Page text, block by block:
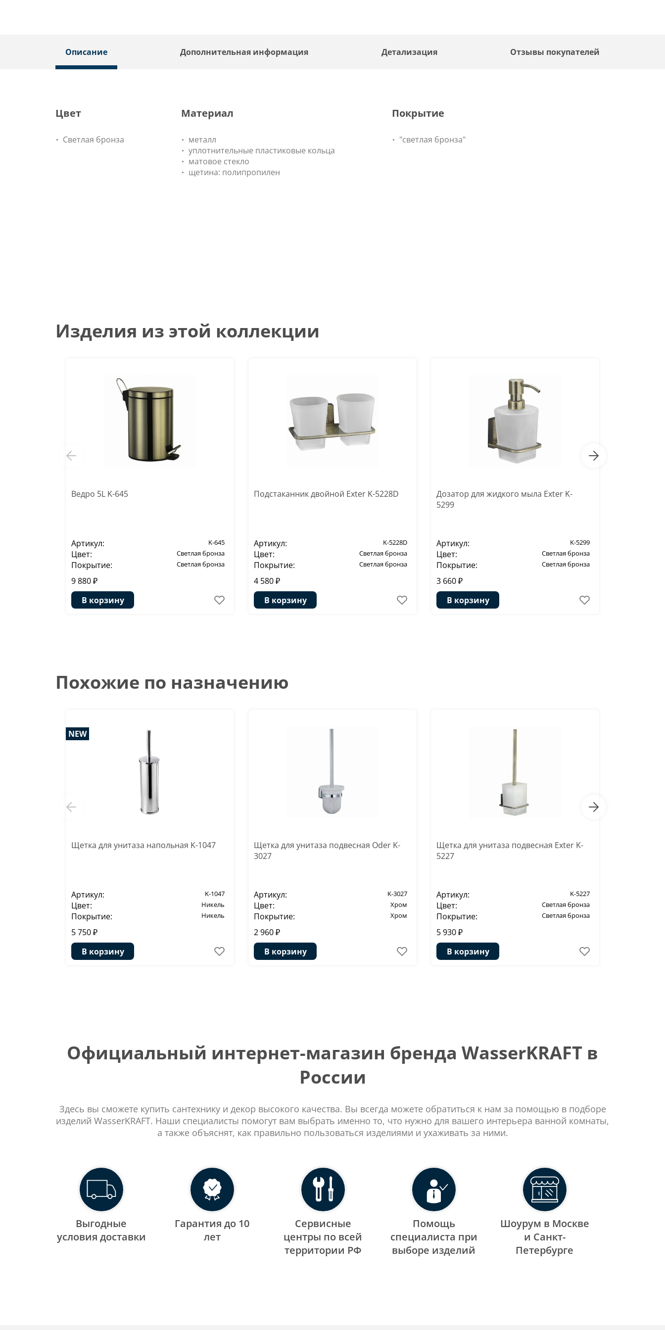
Описание Дополнительная информация Детализация Отзывы покупателей
Цвет
Светлая бронза
Материал
металл
уплотнительные пластиковые кольца
матовое стекло
щетина: полипропилен
Покрытие
"светлая бронза"
Изделия из этой коллекции
Ведро 5L K-645
Артикул: K-645
Цвет: Светлая бронза
Покрытие: Светлая бронза
9 880 ₽
В корзину
Подстаканник двойной Exter K-5228D
Артикул: K-5228D
Цвет: Светлая бронза
Покрытие: Светлая бронза
4 580 ₽
В корзину
Дозатор для жидкого мыла Exter K-
5299
Артикул: K-5299
Цвет: Светлая бронза
Покрытие: Светлая бронза
3 660 ₽
В корзину
Похожие по назначению
NEW
Щетка для унитаза напольная K-1047
Артикул: K-1047
Цвет: Никель
Покрытие: Никель
5 750 ₽
В корзину
Щетка для унитаза подвесная Oder K-
3027
Артикул: K-3027
Цвет: Хром
Покрытие: Хром
2 960 ₽
В корзину
Щетка для унитаза подвесная Exter K-
5227
Артикул: K-5227
Цвет: Светлая бронза
Покрытие: Светлая бронза
5 930 ₽
В корзину
Официальный интернет-магазин бренда WasserKRAFT в
России
Здесь вы сможете купить сантехнику и декор высокого качества. Вы всегда можете обратиться к нам за помощью в подборе
изделий WasserKRAFT. Наши специалисты помогут вам выбрать именно то, что нужно для вашего интерьера ванной комнаты,
а также объяснят, как правильно пользоваться изделиями и ухаживать за ними.
Выгодные
уcловия доставки
Гарантия до 10
лет
Сервисные
центры по всей
территории РФ
Помощь
специалиста при
выборе изделий
Шоурум в Москве
и Санкт-
Петербурге